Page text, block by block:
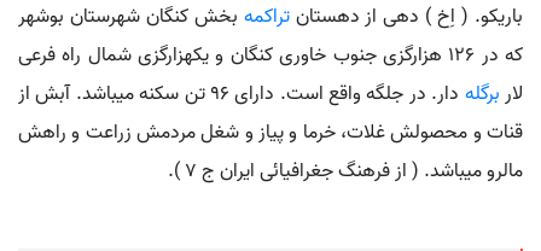
باریکو. ( اِخ ) دهی از دهستانتراکمه بخش کنگان شهرستان بوشهر
که در 126 هزارگزی جنوب خاوری کنگان و یکهزارگزی شمال راه فرعی
لار برگله
دار. در جلگه واقع است. دارای 96 تن سکنه میباشد. آبش از
قنات و محصولش غلات، خرما و پیاز و شغل مردمش زراعت و راهش
مالرو میباشد. ( از فرهنگ جغرافیائی ایران ج 7 ).